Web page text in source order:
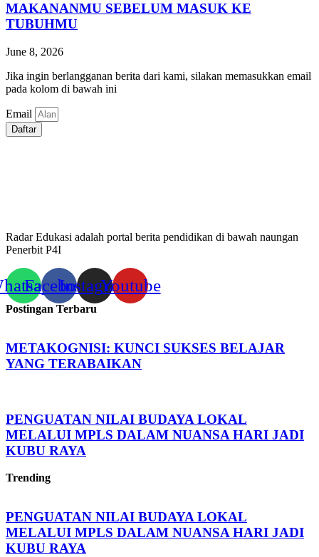
MAKANANMU SEBELUM MASUK KE
TUBUHMU
June 8, 2026
Jika ingin berlangganan berita dari kami, silakan memasukkan email
pada kolom di bawah ini
Email
Daftar
Radar Edukasi adalah portal berita pendidikan di bawah naungan
Penerbit P4I
FacebookInstagramYoutube
Postingan Terbaru
METAKOGNISI: KUNCI SUKSES BELAJAR
YANG TERABAIKAN
PENGUATAN NILAI BUDAYA LOKAL
MELALUI MPLS DALAM NUANSA HARI JADI
KUBU RAYA
Trending
PENGUATAN NILAI BUDAYA LOKAL
MELALUI MPLS DALAM NUANSA HARI JADI
KUBU RAYA